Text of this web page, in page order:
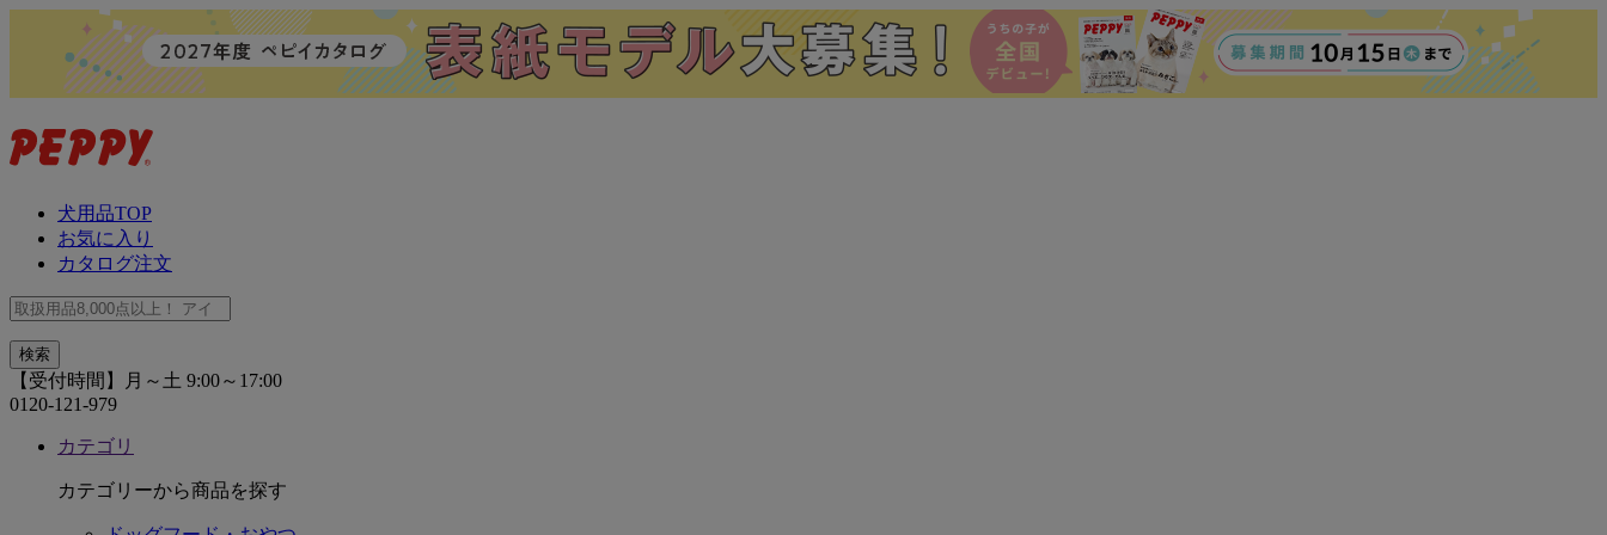
犬用品TOP
お気に入り
カタログ注文
【受付時間】月～土 9:00～17:00
0120-121-979
カテゴリ
カテゴリーから商品を探す